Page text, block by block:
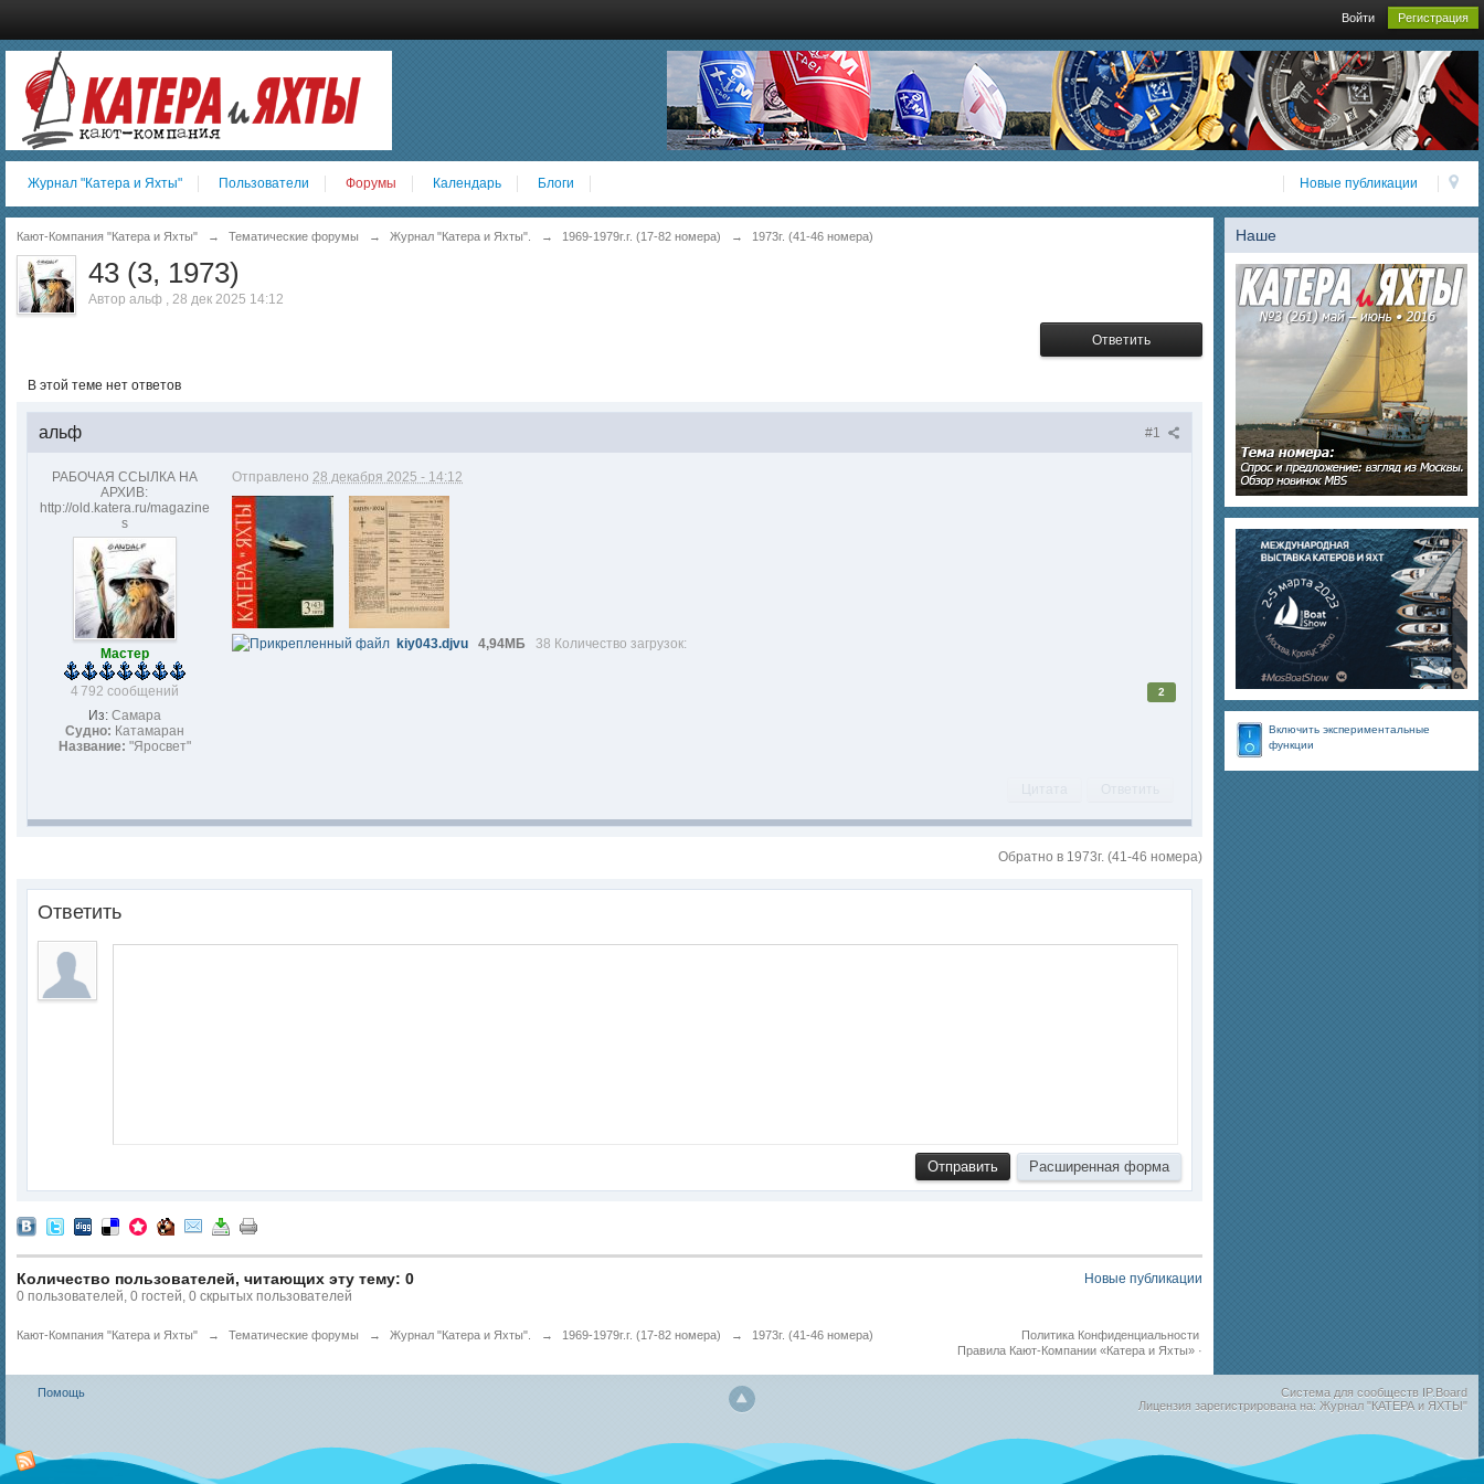
Войти Регистрация
Новые публикации
Журнал "Катера и Яхты" Пользователи Форумы Календарь Блоги
Наше
Включить экспериментальные
функции
Кают-Компания "Катера и Яхты" → Тематические форумы → Журнал "Катера и Яхты". → 1969-1979г.г. (17-82 номера) → 1973г. (41-46 номера)
43 (3, 1973)
Автор альф , 28 дек 2025 14:12
Ответить
В этой теме нет ответов
#1
альф
РАБОЧАЯ ССЫЛКА НА
АРХИВ:
http://old.katera.ru/magazine
s
Мастер
4 792 сообщений
Из: Самара
Судно: Катамаран
Название: "Яросвет"
Отправлено 28 декабря 2025 - 14:12
kiy043.djvu 4,94МБ 38 Количество загрузок:
2
Обратно в 1973г. (41-46 номера)
Ответить
Новые публикации
Количество пользователей, читающих эту тему: 0
0 пользователей, 0 гостей, 0 скрытых пользователей
Кают-Компания "Катера и Яхты" → Тематические форумы → Журнал "Катера и Яхты". → 1969-1979г.г. (17-82 номера) → 1973г. (41-46 номера)
Политика Конфиденциальности
Правила Кают-Компании «Катера и Яхты» ·
Помощь Система для сообществ IP.Board
Лицензия зарегистрирована на: Журнал "КАТЕРА и ЯХТЫ"